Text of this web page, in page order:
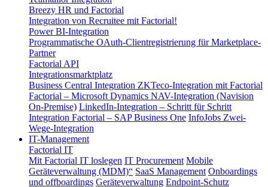
Breezy HR und Factorial
Integration von Recruitee mit Factorial!
Power BI-Integration
Programmatische OAuth-Clientregistrierung für Marketplace-
Partner
Factorial API
Integrationsmarktplatz
Business Central Integration ZKTeco-Integration mit Factorial
Factorial – Microsoft Dynamics NAV-Integration (Navision
On-Premise) LinkedIn-Integration – Schritt für Schritt
Integration Factorial – SAP Business One InfoJobs Zwei-
Wege-Integration
IT-Management
Factorial IT
Mit Factorial IT loslegen IT Procurement Mobile
Geräteverwaltung (MDM)“ SaaS Management Onboardings
und offboardings Geräteverwaltung Endpoint-Schutz